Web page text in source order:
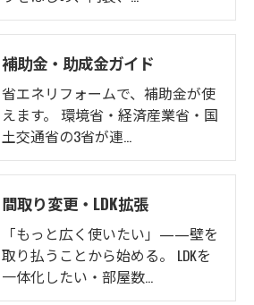
補助金・助成金ガイド
省エネリフォームで、補助金が使
えます。 環境省・経済産業省・国
土交通省の3省が連…
間取り変更・LDK拡張
「もっと広く使いたい」——壁を
取り払うことから始める。 LDKを
一体化したい・部屋数…